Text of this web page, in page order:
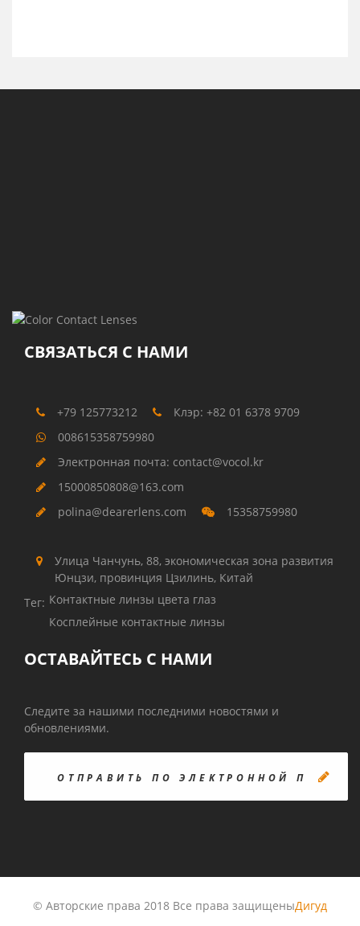
СВЯЗАТЬСЯ С НАМИ
+79 125773212
Клэр: +82 01 6378 9709
008615358759980
Электронная почта: contact@vocol.kr
15000850808@163.com
polina@dearerlens.com
15358759980
Улица Чанчунь, 88, экономическая зона развития
Юнцзи, провинция Цзилинь, Китай
Тег: Контактные линзы цвета глаз
Косплейные контактные линзы
ОСТАВАЙТЕСЬ С НАМИ
Следите за нашими последними новостями и
обновлениями.
© Авторские права 2018 Все права защищеныДигуд